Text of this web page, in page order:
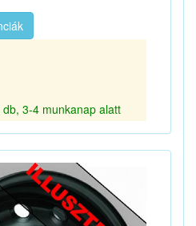
3-4 munkanap alatt